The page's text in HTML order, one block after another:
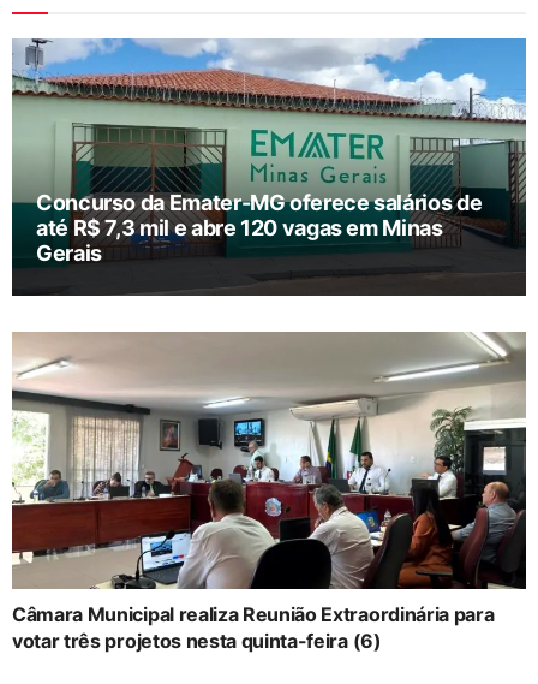
Concurso da Emater-MG oferece salários de
até R$ 7,3 mil e abre 120 vagas em Minas
Gerais
Câmara Municipal realiza Reunião Extraordinária para
votar três projetos nesta quinta-feira (6)